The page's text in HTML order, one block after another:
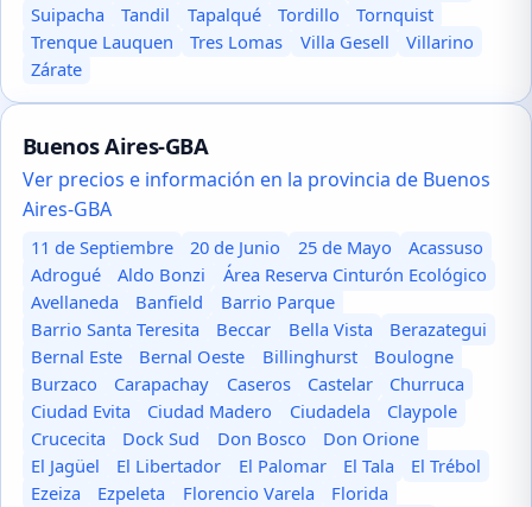
Suipacha
Tandil Tapalqué Tordillo
Tornquist
Trenque Lauquen
Tres Lomas Villa Gesell
Villarino
Zárate
Buenos Aires-GBA
Ver precios e información en la provincia de Buenos
Aires-GBA
11 de Septiembre 20 de Junio 25 de Mayo
Acassuso
Adrogué
Aldo Bonzi
Área Reserva Cinturón Ecológico
Avellaneda
Banfield
Barrio Parque
Barrio Santa Teresita
Beccar Bella Vista
Berazategui
Bernal Este
Bernal Oeste Billinghurst
Boulogne
Burzaco
Carapachay Caseros Castelar
Churruca
Ciudad Evita
Ciudad Madero Ciudadela
Claypole
Crucecita
Dock Sud Don Bosco
Don Orione
El Jagüel
El Libertador El Palomar El Tala
El Trébol
Ezeiza
Ezpeleta Florencio Varela
Florida